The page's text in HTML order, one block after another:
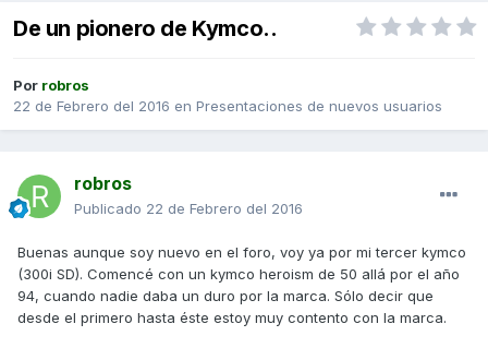
De un pionero de Kymco..
Por robros
22 de Febrero del 2016 en Presentaciones de nuevos usuarios
robros
Publicado 22 de Febrero del 2016
Buenas aunque soy nuevo en el foro, voy ya por mi tercer kymco
(300i SD). Comencé con un kymco heroism de 50 allá por el año
94, cuando nadie daba un duro por la marca. Sólo decir que
desde el primero hasta éste estoy muy contento con la marca.